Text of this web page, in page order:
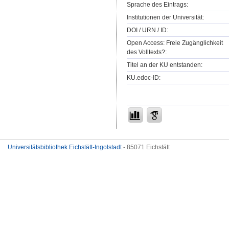
Sprache des Eintrags:
Institutionen der Universität:
DOI / URN / ID:
Open Access: Freie Zugänglichkeit
des Volltexts?:
Titel an der KU entstanden:
KU.edoc-ID:
Universitätsbibliothek Eichstätt-Ingolstadt- 85071 Eichstätt